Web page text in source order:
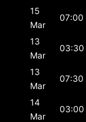
15
Mar
07:00
13
Mar
03:30
13
Mar
07:30
14
Mar
03:00